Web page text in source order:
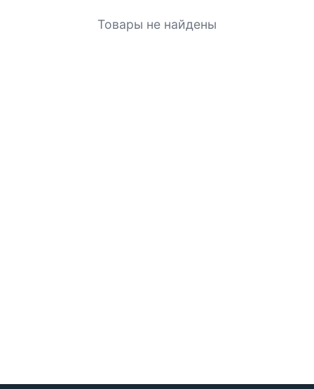
Товары не найдены